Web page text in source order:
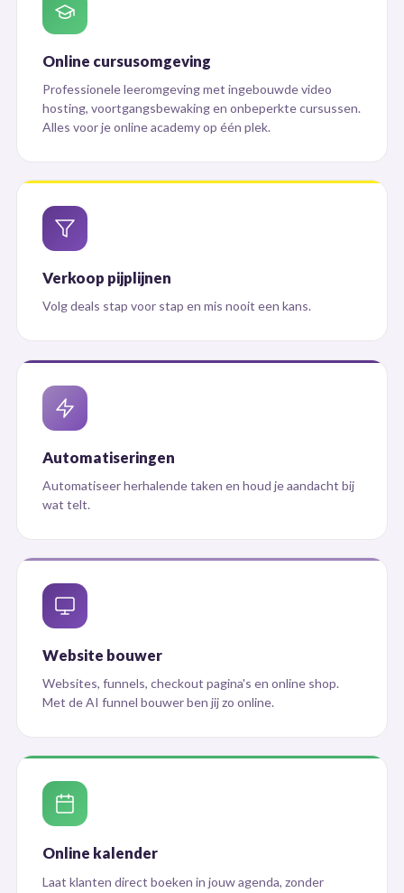
Online cursusomgeving
Professionele leeromgeving met ingebouwde video
hosting, voortgangsbewaking en onbeperkte cursussen.
Alles voor je online academy op één plek.
Verkoop pijplijnen
Volg deals stap voor stap en mis nooit een kans.
Automatiseringen
Automatiseer herhalende taken en houd je aandacht bij
wat telt.
Website bouwer
Websites, funnels, checkout pagina's en online shop.
Met de AI funnel bouwer ben jij zo online.
Online kalender
Laat klanten direct boeken in jouw agenda, zonder